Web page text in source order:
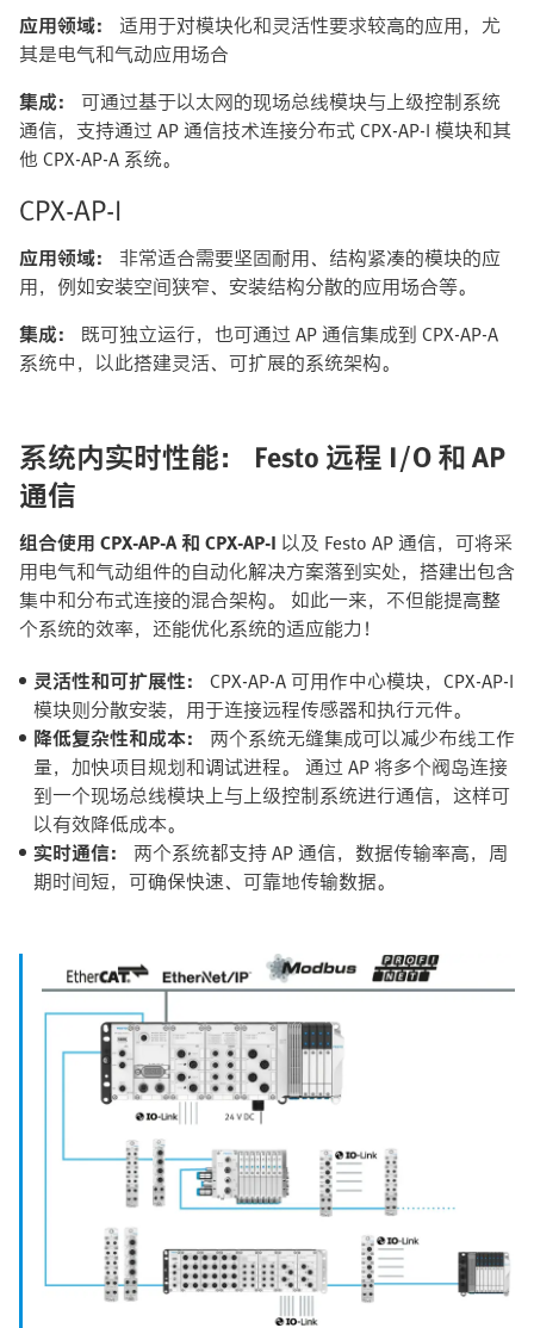
应用领域： 适用于对模块化和灵活性要求较高的应用，尤
其是电气和气动应用场合
集成： 可通过基于以太网的现场总线模块与上级控制系统
通信，支持通过 AP 通信技术连接分布式 CPX-AP-I 模块和其
他 CPX-AP-A 系统。​
CPX-AP-I
应用领域： 非常适合需要坚固耐用、结构紧凑的模块的应
用，例如安装空间狭窄、安装结构分散的应用场合等。
集成： 既可独立运行，也可通过 AP 通信集成到 CPX-AP-A
系统中，以此搭建灵活、可扩展的系统架构。
系统内实时性能： Festo 远程 I/O 和 AP
通信​
组合使用 CPX-AP-A 和 CPX-AP-I 以及 Festo AP 通信，可将采
用电气和气动组件的自动化解决方案落到实处，搭建出包含
集中和分布式连接的混合架构。 如此一来，不但能提高整
个系统的效率，还能优化系统的适应能力！​
灵活性和可扩展性： CPX-AP-A 可用作中心模块，CPX-AP-I
模块则分散安装，用于连接远程传感器和执行元件。​
降低复杂性和成本： 两个系统无缝集成可以减少布线工作
量，加快项目规划和调试进程。 通过 AP 将多个阀岛连接
到一个现场总线模块上与上级控制系统进行通信，这样可
以有效降低成本。​
实时通信： 两个系统都支持 AP 通信，数据传输率高，周
期时间短，可确保快速、可靠地传输数据。​